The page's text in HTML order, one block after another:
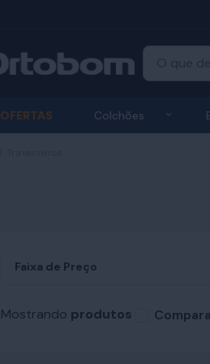
OFERTAS Colchões
Faixa de Preço
Mostrando produtos